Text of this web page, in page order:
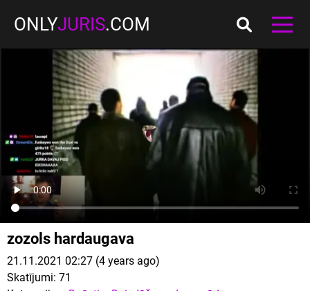
ONLYJURIS.COM
zozols hardaugava
21.11.2021 02:27 (4 years ago)
Skatījumi: 71